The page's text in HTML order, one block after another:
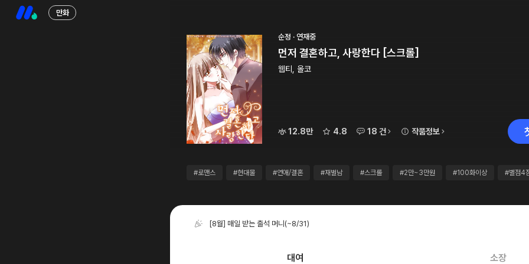
만화
순정 · 연재중
먼저 결혼하고, 사랑한다 [스크롤]
웹티, 올코
12.8만 4.8 18 건 작품정보
#로맨스 #현대물 #연애/결혼 #재벌남 #스크롤 #2만~3만원 #100화이상 #별점4
[8월] 매일 받는 출석 머니 (~8/31)
대여 소장